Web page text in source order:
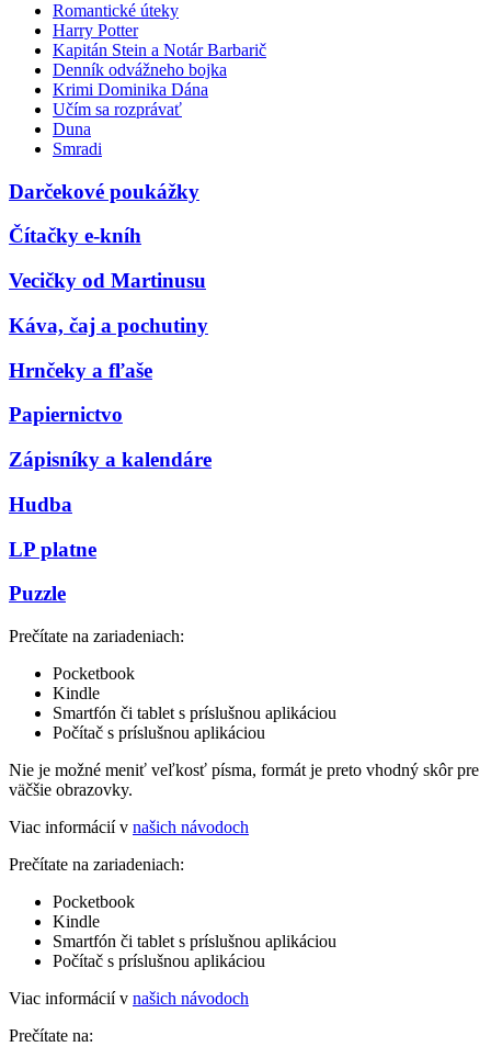
Romantické úteky
Harry Potter
Kapitán Stein a Notár Barbarič
Denník odvážneho bojka
Krimi Dominika Dána
Učím sa rozprávať
Duna
Smradi
Darčekové poukážky
Čítačky e-kníh
Vecičky od Martinusu
Káva, čaj a pochutiny
Hrnčeky a fľaše
Papiernictvo
Zápisníky a kalendáre
Hudba
LP platne
Puzzle
Prečítate na zariadeniach:
Pocketbook
Kindle
Smartfón či tablet s príslušnou aplikáciou
Počítač s príslušnou aplikáciou
Nie je možné meniť veľkosť písma, formát je preto vhodný skôr pre
väčšie obrazovky.
Viac informácií v našich návodoch
Prečítate na zariadeniach:
Pocketbook
Kindle
Smartfón či tablet s príslušnou aplikáciou
Počítač s príslušnou aplikáciou
Viac informácií v našich návodoch
Prečítate na: